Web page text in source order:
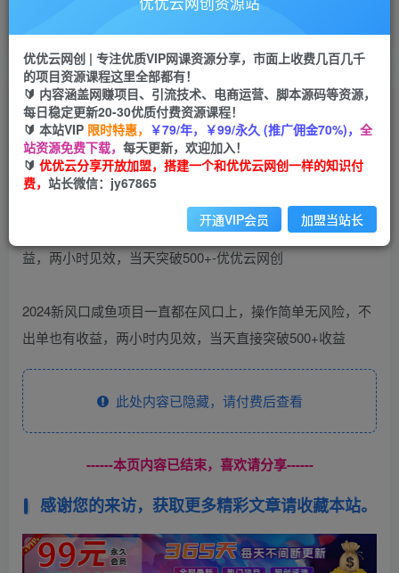
开通会员
（10562期）2024咸鱼暴力掘金，不出单也有收
益，两小时见效，当天突破500+
优优云网创
2年前更新
关注 私信
2024新风口咸鱼项目一直都在风口上，操作简单无风险，不
出单也有收益，两小时内见效，当天直接突破500+收益
此处内容已隐藏，请付费后查看
------本页内容已结束，喜欢请分享------
感谢您的来访，获取更多精彩文章请收藏本站。
优优云网创 | 专注优质VIP网课资源分享，市面上收费几百几千
的项目资源课程这里全部都有！
🔰 内容涵盖网赚项目、引流技术、电商运营、脚本源码等资源，
每日稳定更新20-30优质付费资源课程！
🔰 本站VIP 限时特惠， ￥79/年，￥99/永久 (推广佣金70%)， 全
站资源免费下载， 每天更新，欢迎加入！
🔰 优优云分享开放加盟，搭建一个和优优云网创一样的知识付
费， 站长微信：jy67865
开通VIP会员 加盟当站长